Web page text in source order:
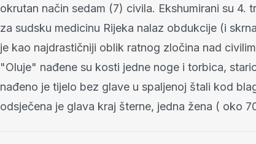
okrutan način sedam (7) civila. Ekshumirani su 4.
za sudsku medicinu Rijeka nalaz obdukcije (i
je kao najdrastičniji oblik ratnog zločina nad
"Oluje" nađene su kosti jedne noge i torbica,
nađeno je tijelo bez glave u spaljenoj štali kod
odsječena je glava kraj šterne, jedna žena ( oko